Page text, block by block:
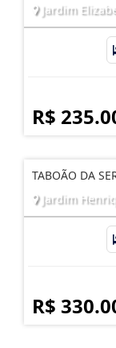
Jardim
R$
TABOÃO DA
Jardim
R$